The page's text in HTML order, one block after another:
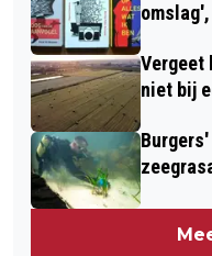
Vergeet
niet bij